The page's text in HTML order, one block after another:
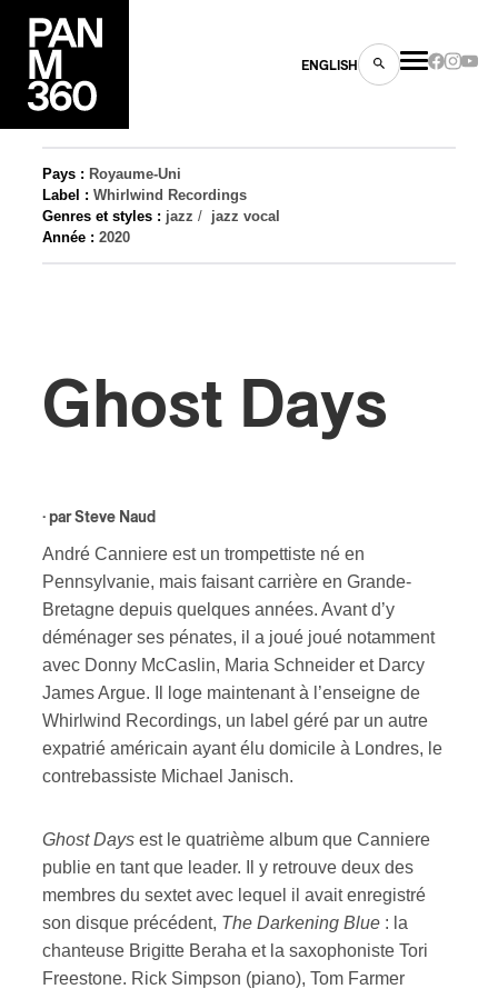
ENGLISH
Pays : Royaume-Uni
Label : Whirlwind Recordings
Genres et styles : jazz / jazz vocal
Année : 2020
Ghost Days
· parSteve Naud
André Canniere est un trompettiste né en
Pennsylvanie, mais faisant carrière en Grande-
Bretagne depuis quelques années. Avant d’y
déménager ses pénates, il a joué joué notamment
avec Donny McCaslin, Maria Schneider et Darcy
James Argue. Il loge maintenant à l’enseigne de
Whirlwind Recordings, un label géré par un autre
expatrié américain ayant élu domicile à Londres, le
contrebassiste Michael Janisch.
Ghost Days est le quatrième album que Canniere
publie en tant que leader. Il y retrouve deux des
membres du sextet avec lequel il avait enregistré
son disque précédent, The Darkening Blue : la
chanteuse Brigitte Beraha et la saxophoniste Tori
Freestone. Rick Simpson (piano), Tom Farmer